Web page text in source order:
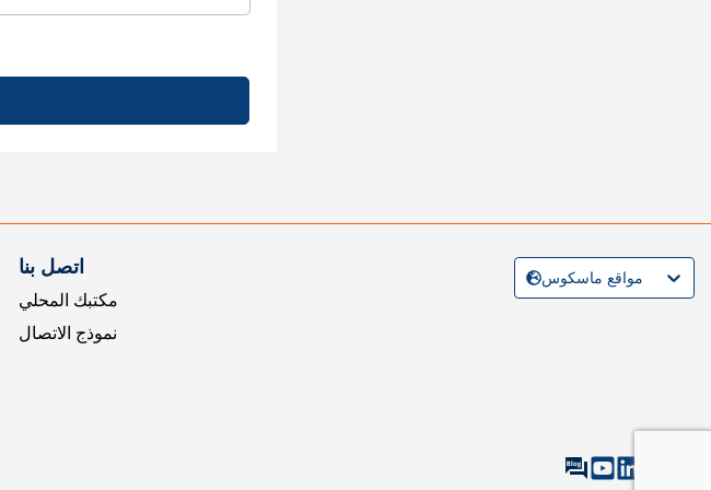
اتصل بنا
مكتبك المحلي
نموذج الاتصال
مواقع ماسكوس